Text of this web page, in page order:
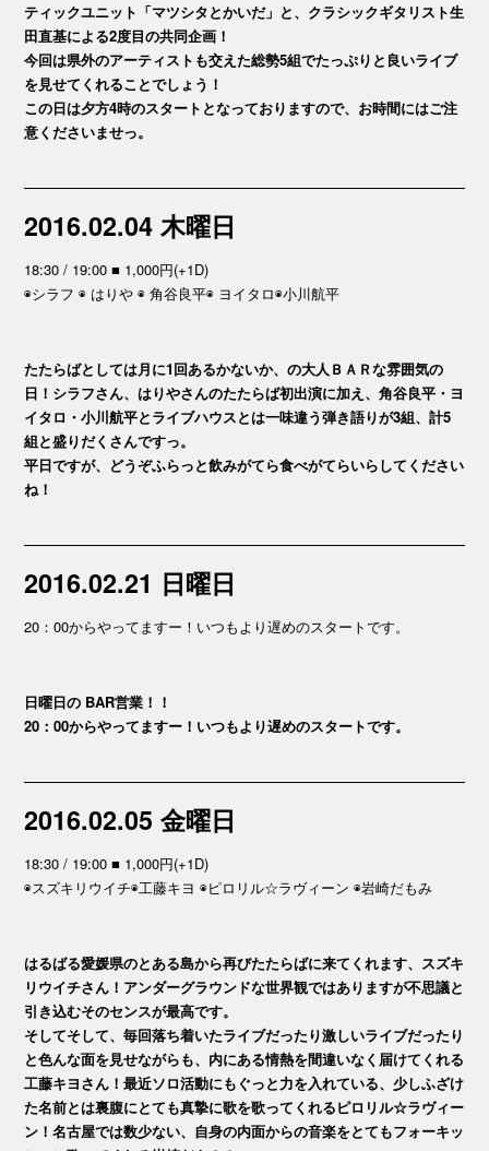
ティックユニット「マツシタとかいだ」と、クラシックギタリスト生
田直基による2度目の共同企画！
今回は県外のアーティストも交えた総勢5組でたっぷりと良いライブ
を見せてくれることでしょう！
この日は夕方4時のスタートとなっておりますので、お時間にはご注
意くださいませっ。
2016.02.04 木曜日
18:30 / 19:00 ■ 1,000円(+1D)
◉シラフ ◉ はりや ◉ 角谷良平◉ ヨイタロ◉小川航平
たたらばとしては月に1回あるかないか、の大人ＢＡＲな雰囲気の
日！シラフさん、はりやさんのたたらば初出演に加え、角谷良平・ヨ
イタロ・小川航平とライブハウスとは一味違う弾き語りが3組、計5
組と盛りだくさんですっ。
平日ですが、どうぞふらっと飲みがてら食べがてらいらしてください
ね！
2016.02.21 日曜日
20：00からやってますー！いつもより遅めのスタートです。
日曜日の BAR営業！！
20：00からやってますー！いつもより遅めのスタートです。
2016.02.05 金曜日
18:30 / 19:00 ■ 1,000円(+1D)
◉スズキリウイチ◉工藤キヨ ◉ピロリル☆ラヴィーン ◉岩崎だもみ
はるばる愛媛県のとある島から再びたたらばに来てくれます、スズキ
リウイチさん！アンダーグラウンドな世界観ではありますが不思議と
引き込むそのセンスが最高です。
そしてそして、毎回落ち着いたライブだったり激しいライブだったり
と色んな面を見せながらも、内にある情熱を間違いなく届けてくれる
工藤キヨさん！最近ソロ活動にもぐっと力を入れている、少しふざけ
た名前とは裏腹にとても真摯に歌を歌ってくれるピロリル☆ラヴィー
ン！名古屋では数少ない、自身の内面からの音楽をとてもフォーキッ